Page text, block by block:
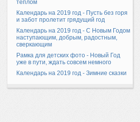
теплом
Календарь на 2019 год - Пусть без горя
и забот пролетит грядущий год
Календарь на 2019 год - С Новым Годом
наступающим, добрым, радостным,
сверкающим
Рамка для детских фото - Новый Год
уже в пути, ждать совсем немного
Календарь на 2019 год - Зимние сказки